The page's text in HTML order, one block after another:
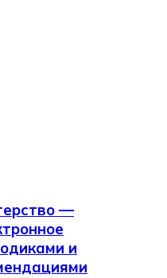
—
и